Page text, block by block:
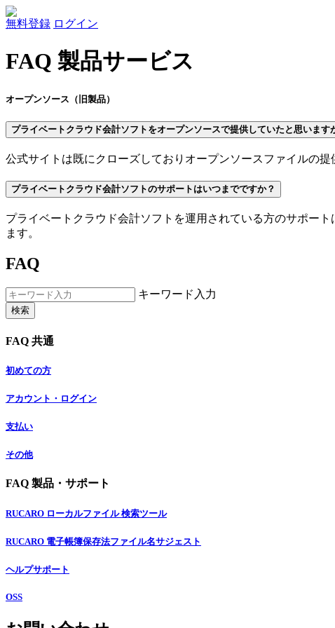
無料登録 ログイン
FAQ 製品サービス
オープンソース（旧製品）
プライベートクラウド会計ソフトをオープンソースで提供していたと思います
公式サイトは既にクローズしておりオープンソースファイルの
プライベートクラウド会計ソフトのサポートはいつまでですか？
プライベートクラウド会計ソフトを運用されている方のサポー
ます。
FAQ
キーワード入力
検索
FAQ 共通
初めての方
アカウント・ログイン
支払い
その他
FAQ 製品・サポート
RUCARO ローカルファイル 検索ツール
RUCARO 電子帳簿保存法ファイル名サジェスト
ヘルプサポート
OSS